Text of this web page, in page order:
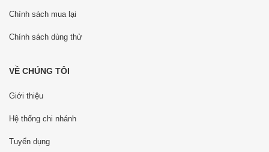
Chính sách mua lại
Chính sách dùng thử
VỀ CHÚNG TÔI
Giới thiệu
Hệ thống chi nhánh
Tuyển dụng